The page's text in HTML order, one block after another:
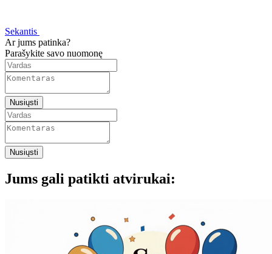
Sekantis
Ar jums patinka?
Parašykite savo nuomonę
Nusiųsti
Nusiųsti
Jums gali patikti atvirukai: